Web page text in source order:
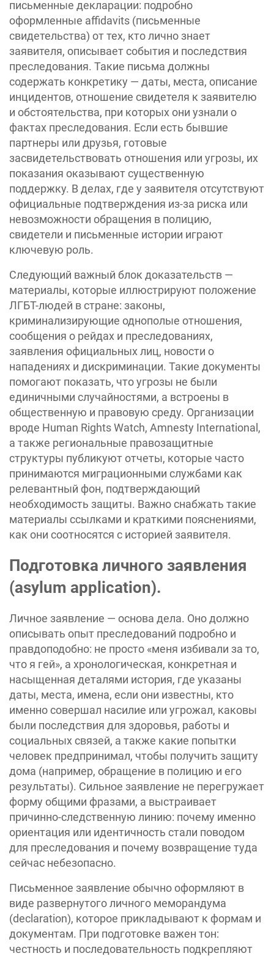
письменные декларации: подробно
оформленные affidavits (письменные
свидетельства) от тех, кто лично знает
заявителя, описывает события и последствия
преследования. Такие письма должны
содержать конкретику — даты, места, описание
инцидентов, отношение свидетеля к заявителю
и обстоятельства, при которых они узнали о
фактах преследования. Если есть бывшие
партнеры или друзья, готовые
засвидетельствовать отношения или угрозы, их
показания оказывают существенную
поддержку. В делах, где у заявителя отсутствуют
официальные подтверждения из-за риска или
невозможности обращения в полицию,
свидетели и письменные истории играют
ключевую роль.
Следующий важный блок доказательств —
материалы, которые иллюстрируют положение
ЛГБТ-людей в стране: законы,
криминализирующие однополые отношения,
сообщения о рейдах и преследованиях,
заявления официальных лиц, новости о
нападениях и дискриминации. Такие документы
помогают показать, что угрозы не были
единичными случайностями, а встроены в
общественную и правовую среду. Организации
вроде Human Rights Watch, Amnesty International,
а также региональные правозащитные
структуры публикуют отчеты, которые часто
принимаются миграционными службами как
релевантный фон, подтверждающий
необходимость защиты. Важно снабжать такие
материалы ссылками и краткими пояснениями,
как они соотносятся с историей заявителя.
Подготовка личного заявления
(asylum application).
Личное заявление — основа дела. Оно должно
описывать опыт преследований подробно и
правдоподобно: не просто «меня избивали за то,
что я гей», а хронологическая, конкретная и
насыщенная деталями история, где указаны
даты, места, имена, если они известны, кто
именно совершал насилие или угрожал, каковы
были последствия для здоровья, работы и
социальных связей, а также какие попытки
человек предпринимал, чтобы получить защиту
дома (например, обращение в полицию и его
результаты). Сильное заявление не перегружает
форму общими фразами, а выстраивает
причинно-следственную линию: почему именно
ориентация или идентичность стали поводом
для преследования и почему возвращение туда
сейчас небезопасно.
Письменное заявление обычно оформляют в
виде развернутого личного меморандума
(declaration), которое прикладывают к формам и
документам. При подготовке важен тон:
честность и последовательность подкрепляют